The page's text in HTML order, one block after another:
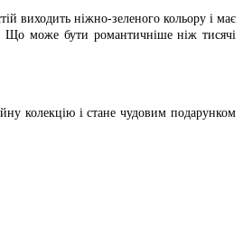
виходить ніжно-зеленого кольору і має
Що може бути романтичніше ніж тисячі
колекцію і стане чудовим подарунком